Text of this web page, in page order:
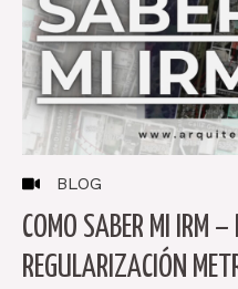
BLOG
COMO SABER MI IRM –
REGULARIZACIÓN